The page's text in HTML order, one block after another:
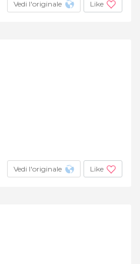
Vedi l'originale Like
Vedi l'originale Like